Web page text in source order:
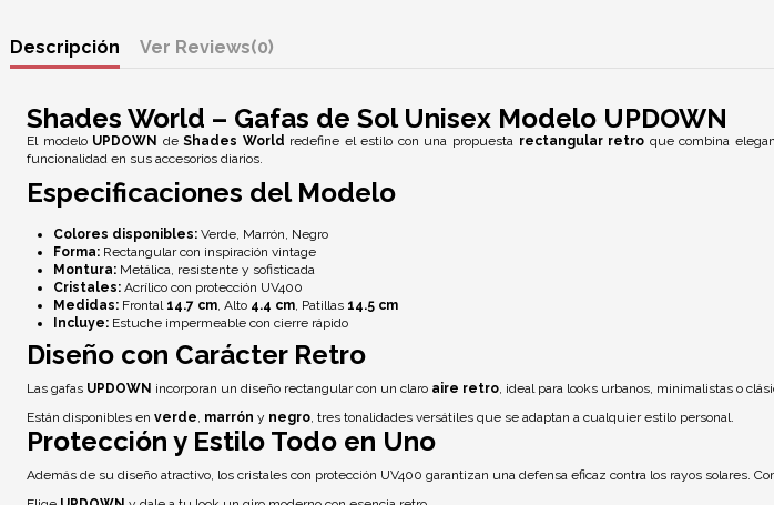
Descripción Reviews(0)
Shades World – Gafas de Sol Unisex Modelo UPDOWN
El modelo UPDOWN deShades World redefine el estilo con una propuesta rectangular retro que combina
funcionalidad en sus accesorios diarios.
Especificaciones del Modelo
Colores disponibles: Verde, Marrón, Negro
Forma: Rectangular con inspiración vintage
Montura: Metálica, resistente y sofisticada
Cristales: Acrílico con protección UV400
Medidas: Frontal 14.7 cm, Alto 4.4 cm, Patillas 14.5 cm
Incluye: Estuche impermeable con cierre rápido
Diseño con Carácter Retro
Las gafas UPDOWN incorporan un diseño rectangular con un claro aire retro, ideal para looks urbanos, minimalistas o
Están disponibles en verde, marrón y negro, tres tonalidades versátiles que se adaptan a cualquier estilo personal.
Protección y Estilo Todo en Uno
Además de su diseño atractivo, los cristales con protección UV400 garantizan una defensa eficaz contra los rayos solares.